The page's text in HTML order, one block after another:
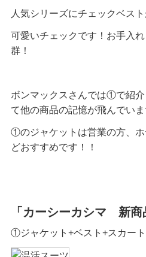
人気シリーズにチェックベス
可愛いチェックです！お手入
群！
ボンマックスさんでは①で紹
て他の商品の記憶が飛んでいま
①のジャケットは営業の方、
どおすすめです！！
「カーシーカシマ 新商
①ジャケット+ベスト+スカート